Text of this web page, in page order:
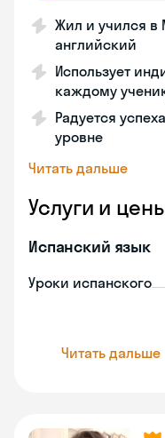
Жил и учился в
английский
Использует
каждому
Радуется
уровне
Читать дальше
Услуги и
Испанский язык
Уроки испанского
Читать дальше